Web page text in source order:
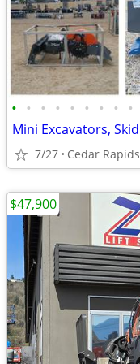
• • • • • • • • •
7/27 Cedar Rapids
$47,900